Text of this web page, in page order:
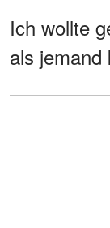
Ich wollte
als jemand